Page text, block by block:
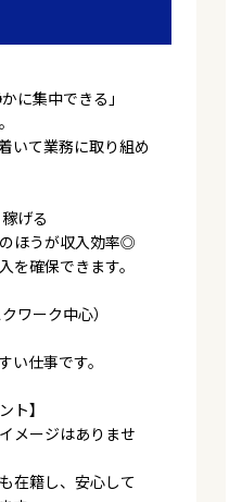
に集中できる」
いて業務に取り組め
げる
ほうが収入効率◎
を確保できます。
ワーク中心）
い仕事です。
ト】
メージはありませ
在籍し、安心して